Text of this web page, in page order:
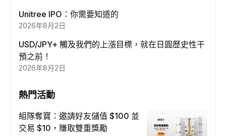
Unitree IPO：你需要知道的
2026年8月2日
USD/JPY+ 觸及我們的上漲目標，就在日圓歷史性干
預之前！
2026年8月2日
熱門活動
組隊奪寶：邀請好友儲值 $100 並
交易 $10，賺取雙重獎勵